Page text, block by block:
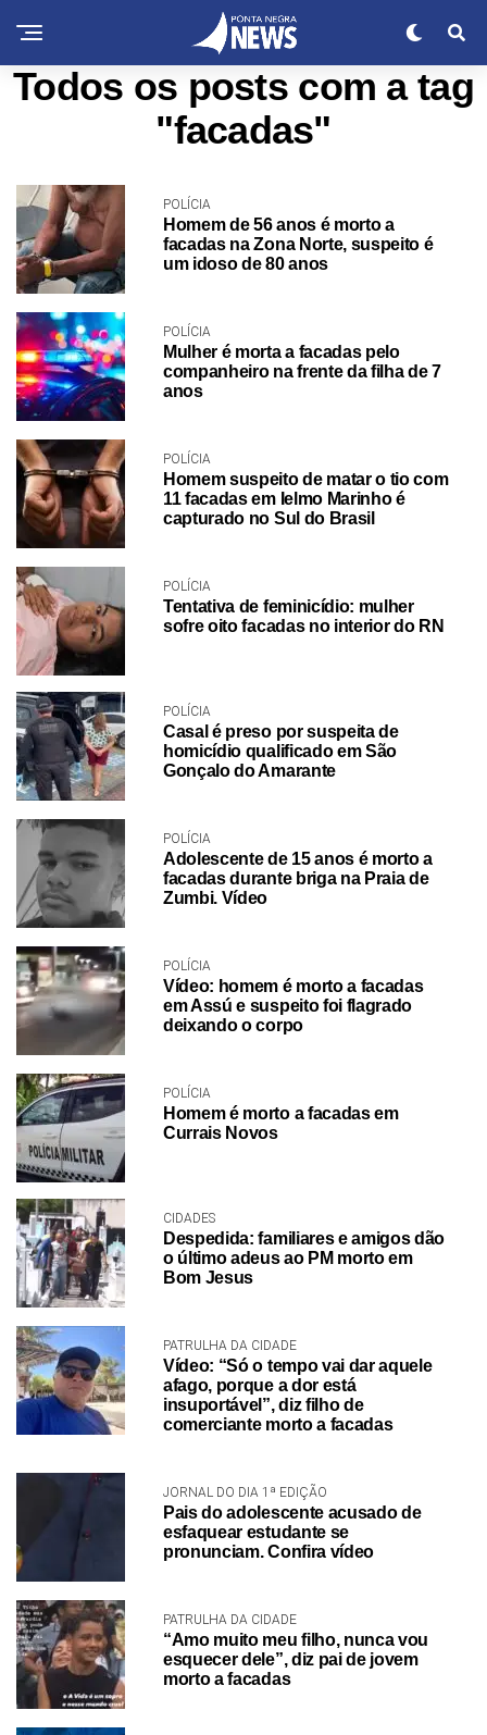
Todos os posts com a tag
"facadas"
POLÍCIA
Homem de 56 anos é morto a
facadas na Zona Norte, suspeito é
um idoso de 80 anos
POLÍCIA
Mulher é morta a facadas pelo
companheiro na frente da filha de 7
anos
POLÍCIA
Homem suspeito de matar o tio com
11 facadas em Ielmo Marinho é
capturado no Sul do Brasil
POLÍCIA
Tentativa de feminicídio: mulher
sofre oito facadas no interior do RN
POLÍCIA
Casal é preso por suspeita de
homicídio qualificado em São
Gonçalo do Amarante
POLÍCIA
Adolescente de 15 anos é morto a
facadas durante briga na Praia de
Zumbi. Vídeo
POLÍCIA
Vídeo: homem é morto a facadas
em Assú e suspeito foi flagrado
deixando o corpo
POLÍCIA
Homem é morto a facadas em
Currais Novos
CIDADES
Despedida: familiares e amigos dão
o último adeus ao PM morto em
Bom Jesus
PATRULHA DA CIDADE
Vídeo: “Só o tempo vai dar aquele
afago, porque a dor está
insuportável”, diz filho de
comerciante morto a facadas
JORNAL DO DIA 1ª EDIÇÃO
Pais do adolescente acusado de
esfaquear estudante se
pronunciam. Confira vídeo
PATRULHA DA CIDADE
“Amo muito meu filho, nunca vou
esquecer dele”, diz pai de jovem
morto a facadas